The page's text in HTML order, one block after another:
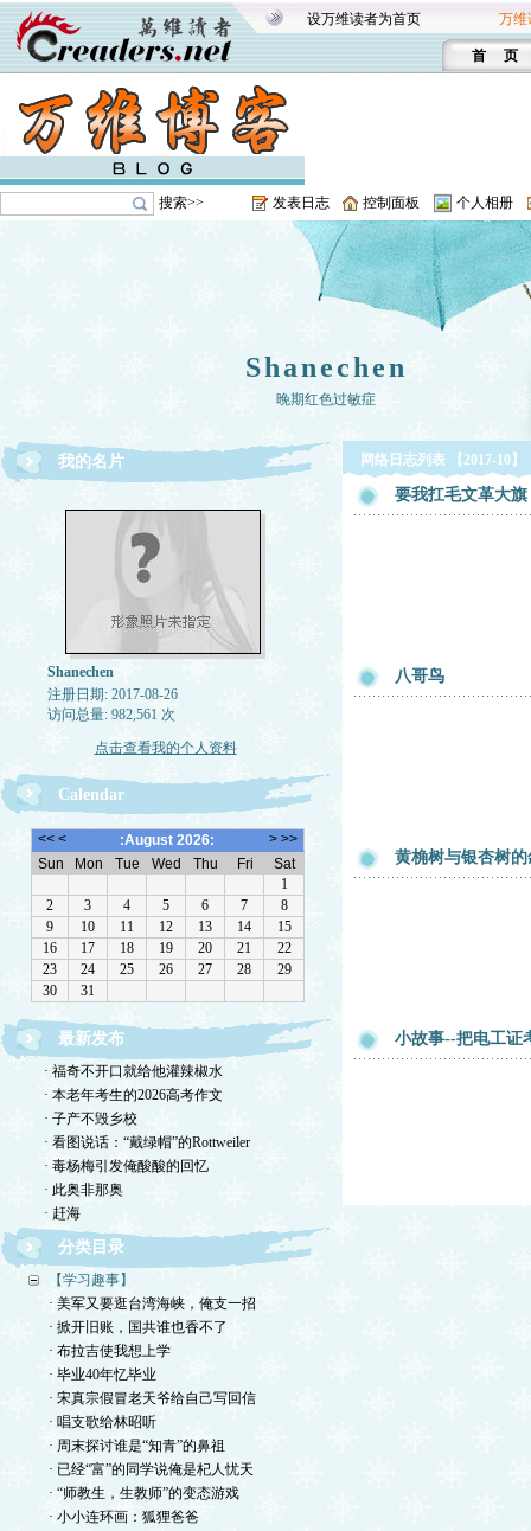
设万维读者为首页 万维
首 页
搜索>> 发表日志 控制面板 个人相册
Shanechen
晚期红色过敏症
我的名片
Shanechen
注册日期: 2017-08-26
访问总量: 982,561 次
点击查看我的个人资料
Calendar
最新发布
· 福奇不开口就给他灌辣椒水
· 本老年考生的2026高考作文
· 子产不毁乡校
· 看图说话：“戴绿帽”的Rottweiler
· 毒杨梅引发俺酸酸的回忆
· 此奥非那奥
· 赶海
分类目录
【学习趣事】
· 美军又要逛台湾海峡，俺支一招
· 掀开旧账，国共谁也香不了
· 布拉吉使我想上学
· 毕业40年忆毕业
· 宋真宗假冒老天爷给自己写回信
· 唱支歌给林昭听
· 周末探讨谁是“知青”的鼻祖
· 已经“富”的同学说俺是杞人忧天
· “师教生，生教师”的变态游戏
· 小小连环画：狐狸爸爸
网络日志列表 【2017-10】
要我扛毛文革大
八哥鸟
黄桷树与银杏树
小故事--把电工证